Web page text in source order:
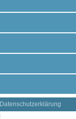
Datenschutzerklärung